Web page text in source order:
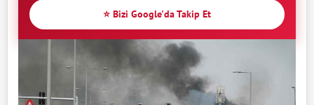
⭐ Bizi Google'da Takip Et